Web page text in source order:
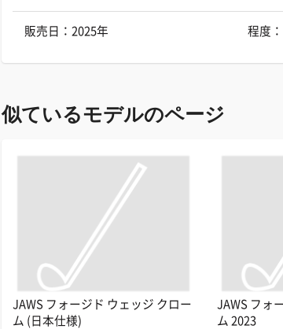
販売日：2025年 程度
似ているモデルのページ
JAWS フォージド ウェッジ クロー
ム (日本仕様)
JAWS フォ
ム 2023